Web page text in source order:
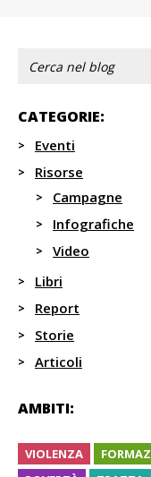
CATEGORIE:
Eventi
Risorse
Campagne
Infografiche
Video
Libri
Report
Storie
Articoli
AMBITI:
VIOLENZA